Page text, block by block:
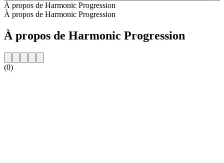
À propos de Harmonic Progression
À propos de Harmonic Progression
À propos de Harmonic Progression
(0)